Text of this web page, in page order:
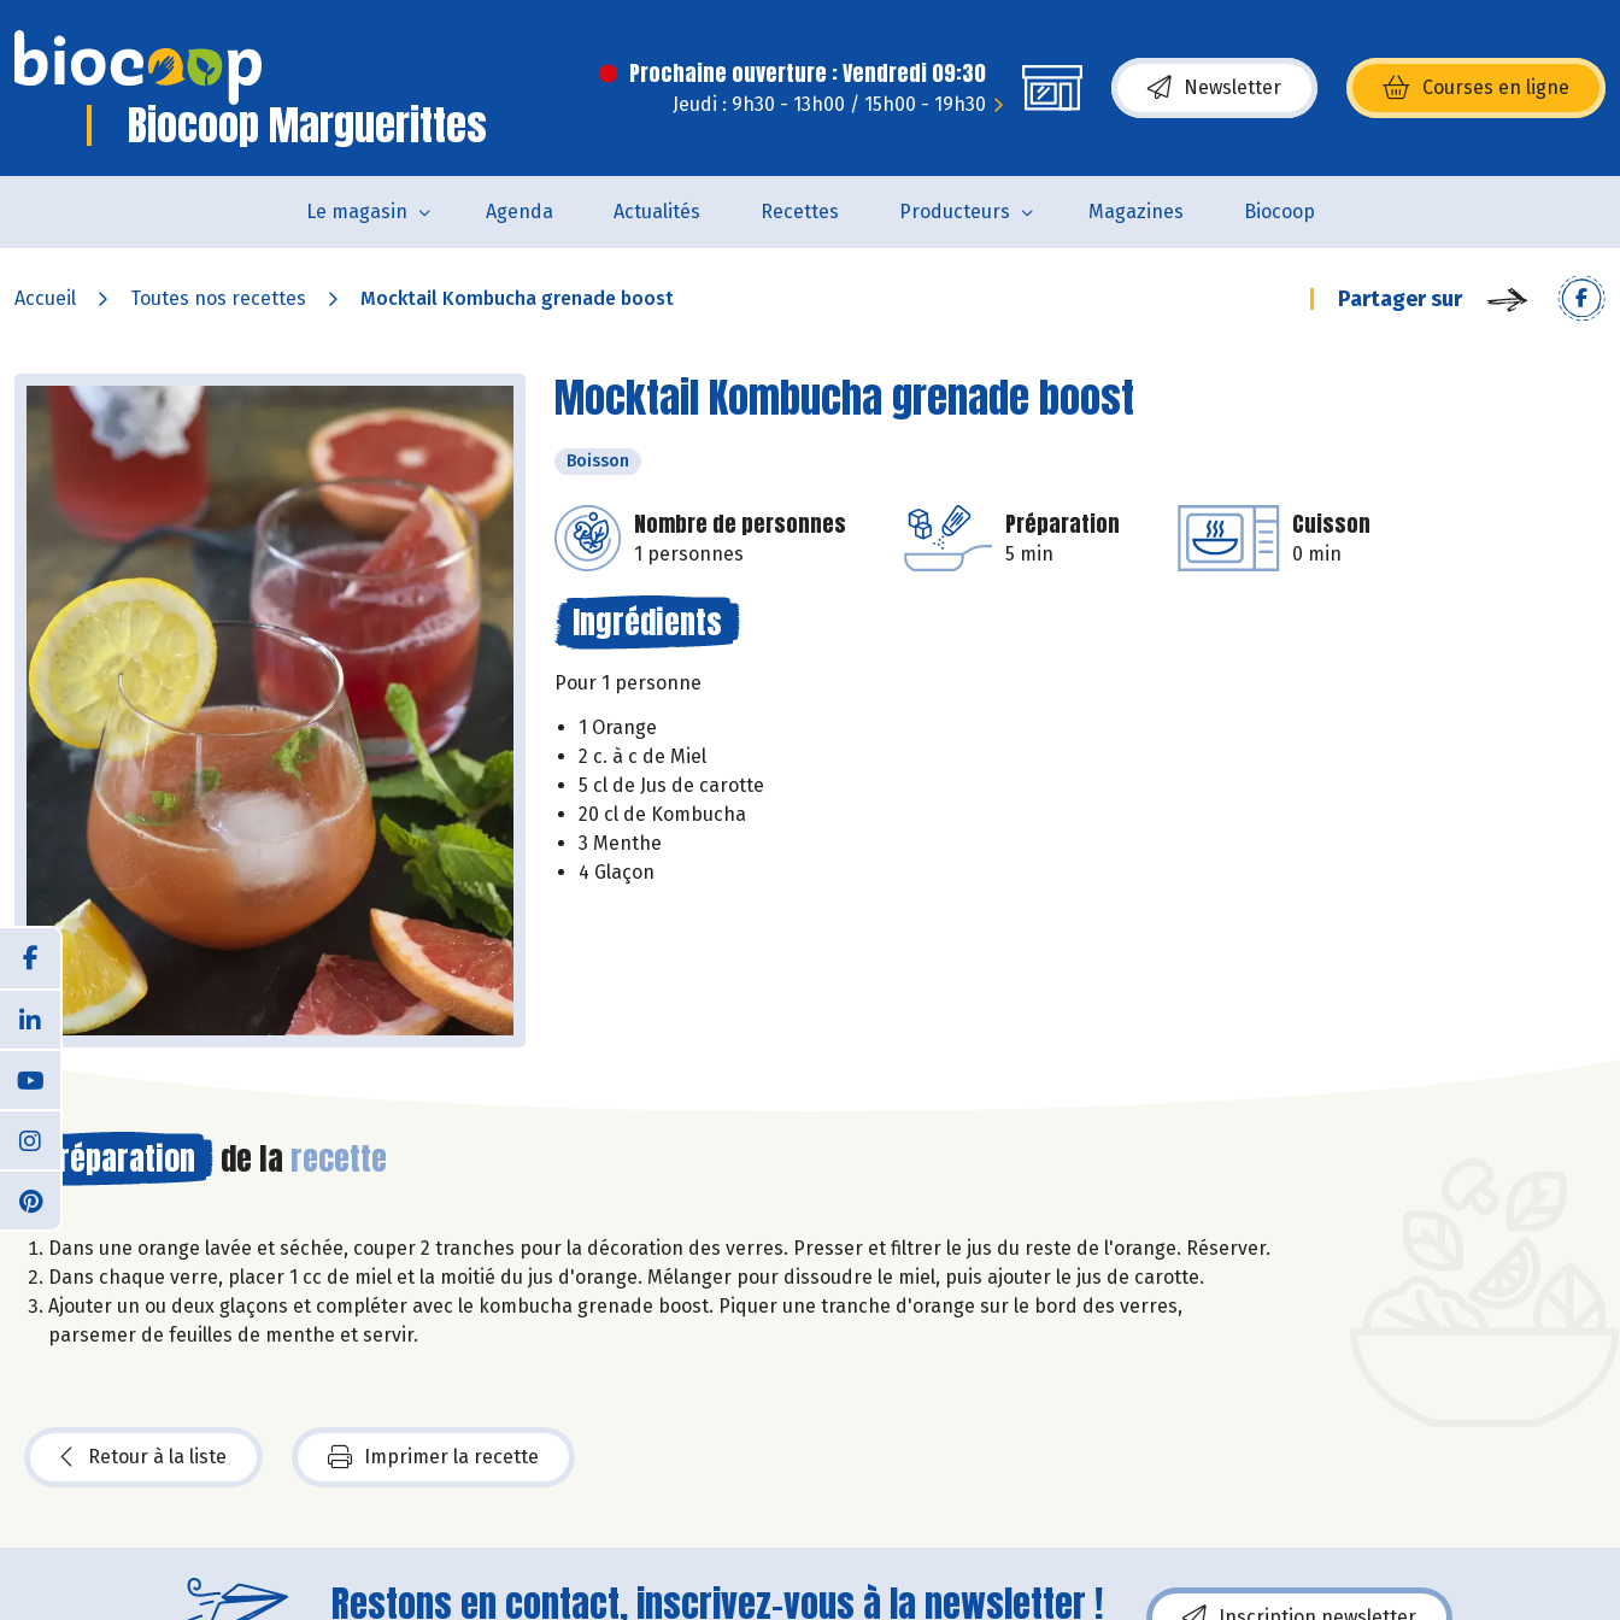
Biocoop Marguerittes
Prochaine ouverture : Vendredi 09:30
Jeudi : 9h30 - 13h00 / 15h00 - 19h30
Newsletter Courses en ligne
(s’ouvre dans une nouvelle fenêtre)
Le magasin Agenda Actualités Recettes Producteurs Magazines Biocoop
Accueil Toutes nos recettes Mocktail Kombucha grenade boost Partager sur
Mocktail Kombucha grenade boost
Boisson
Nombre de personnes
1 personnes
Préparation
5 min
Cuisson
0 min
Ingrédients
Pour 1 personne
1 Orange
2 c. à c de Miel
5 cl de Jus de carotte
20 cl de Kombucha
3 Menthe
4 Glaçon
Préparation de la recette
Dans une orange lavée et séchée, couper 2 tranches pour la décoration des verres. Presser et filtrer le jus du reste de l'orange. Réserver.
Dans chaque verre, placer 1 cc de miel et la moitié du jus d'orange. Mélanger pour dissoudre le miel, puis ajouter le jus de carotte.
Ajouter un ou deux glaçons et compléter avec le kombucha grenade boost. Piquer une tranche d'orange sur le bord des verres,
parsemer de feuilles de menthe et servir.
Retour à la liste Imprimer la recette
Restons en contact, inscrivez-vous à la newsletter !